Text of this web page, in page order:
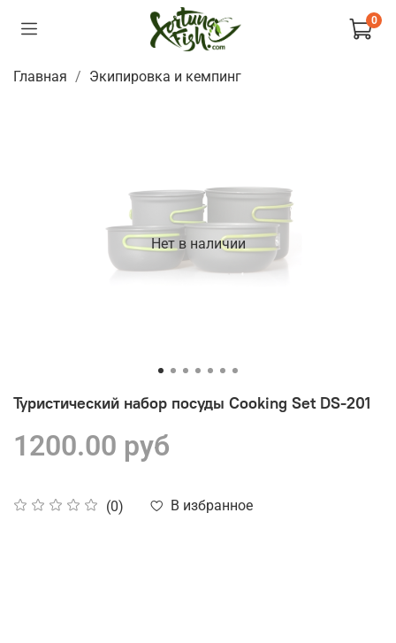
0
Главная Экипировка и кемпинг
Нет в наличии
Туристический набор посуды Cooking Set DS-201
(0) В избранное
1200.00 руб